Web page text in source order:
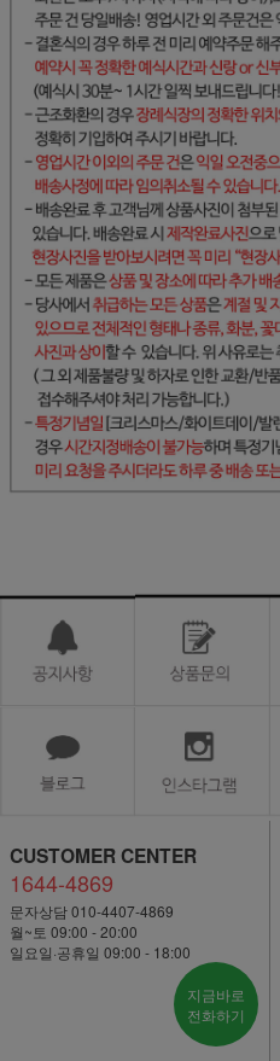
CUSTOMER CENTER
1644-4869
문자상담 010-4407-4869
월~토 09:00 - 20:00
일요일·공휴일 09:00 - 18:00
지금바로
전화하기